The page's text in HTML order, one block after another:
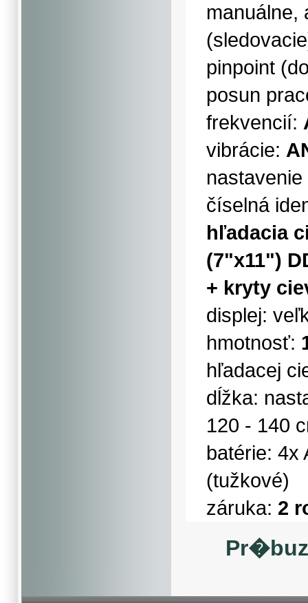
manuálne,
pinpoint
posun
frekvencií:
vibrácie:
číselná
hľadacia
(7"x11")
+ kryty
displej:
hmotnosť:
hľadacej
dĺžka:
120 - 140
batérie: 4x
(tužkové)
záruka: 2